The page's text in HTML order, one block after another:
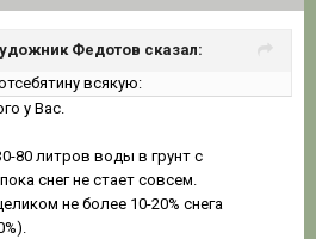
Федотов сказал:
всякую:
у Вас.
80 литров воды в грунт с
снег не стает совсем.
не более 10-20% снега